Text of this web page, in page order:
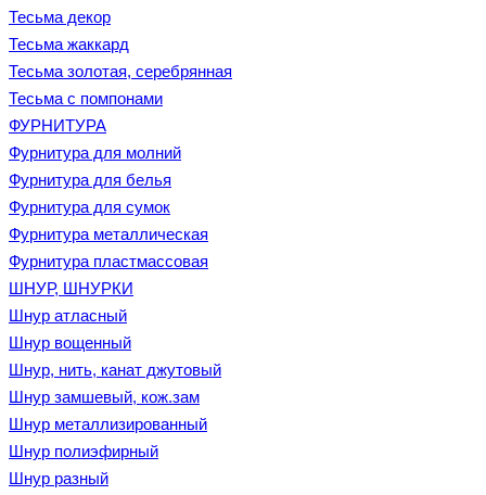
Тесьма декор
Тесьма жаккард
Тесьма золотая, серебрянная
Тесьма с помпонами
ФУРНИТУРА
Фурнитура для молний
Фурнитура для белья
Фурнитура для сумок
Фурнитура металлическая
Фурнитура пластмассовая
ШНУР, ШНУРКИ
Шнур атласный
Шнур вощенный
Шнур, нить, канат джутовый
Шнур замшевый, кож.зам
Шнур металлизированный
Шнур полиэфирный
Шнур разный